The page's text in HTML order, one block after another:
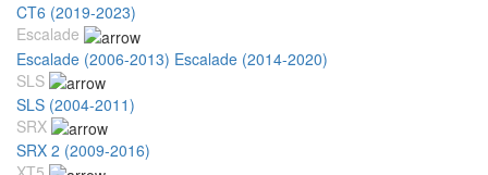
CT6 (2019-2023)
Escalade
Escalade (2006-2013) Escalade (2014-2020)
SLS
SLS (2004-2011)
SRX
SRX 2 (2009-2016)